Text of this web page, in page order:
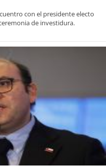
con el presidente electo
de investidura.